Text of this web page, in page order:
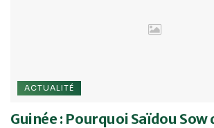
ACTUALITÉ
Guinée : Pourquoi Saïdou